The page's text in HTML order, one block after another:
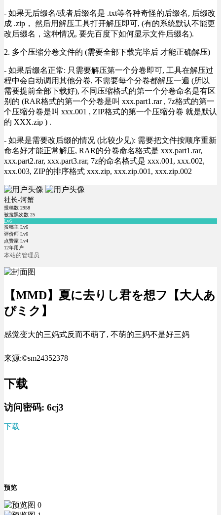
- 如果无后缀名/或者后缀名是 .txt等各种奇怪的后缀名, 后缀改
成 .zip， 然后用解压工具打开解压即可, (有的系统默认不能更
改后缀名，这种情况, 要先百度下如何显示文件后缀名).
2. 多个压缩分卷文件的 (需要全部下载完毕后 才能正确解压)
- 如果后缀名正常: 只需要解压第一个分卷即可, 工具在解压过
程中会自动调用其他分卷, 不需要每个分卷都解压一遍 (所以
需要提前全部下载好), 不同压缩格式的第一个分卷命名是有区
别的 (RAR格式的第一个分卷是叫 xxx.part1.rar , 7z格式的第一
个压缩分卷是叫 xxx.001 , ZIP格式的第一个压缩分卷 就是默认
的 XXX.zip ) .
- 如果是需要改后缀的情况 (比较少见): 需要把文件按顺序重新
命名好才能正常解压, RAR的分卷命名格式是 xxx.part1.rar,
xxx.part2.rar, xxx.part3.rar, 7z的命名格式是 xxx.001, xxx.002,
xxx.003, ZIP的排序格式 xxx.zip, xxx.zip.001, xxx.zip.002
社长-河蟹
投稿数 2958
被拉黑次数 25
Lv6
投稿主 Lv6
评价师 Lv6
点赞家 Lv4
12年用户
本站的管理员
【MMD】夏に去りし君を想フ【大人あ
ぴミク】
感觉变大的三妈式反而不萌了, 不萌的三妈不是好三妈
来源:©sm24352378
下载
访问密码: 6cj3
下载
预览